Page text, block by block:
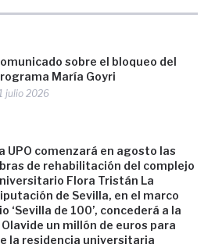
sobre el bloqueo del
María Goyri
julio 2026
UPO comenzará en agosto las
de rehabilitación del complejo
Flora Tristán La
de Sevilla, en el marco
‘Sevilla de 100’, concederá a la
un millón de euros para
la residencia universitaria